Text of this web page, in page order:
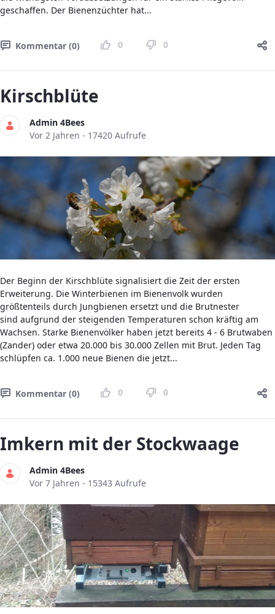
geschaffen. Der Bienenzüchter hat...
Kommentar (0) 0 0
Kirschblüte
Admin 4Bees
Publikationsdatum
Vor 2 Jahren - 17420 Aufrufe
Der Beginn der Kirschblüte signalisiert die Zeit der ersten
Erweiterung. Die Winterbienen im Bienenvolk wurden
größtenteils durch Jungbienen ersetzt und die Brutnester
sind aufgrund der steigenden Temperaturen schon kräftig am
Wachsen. Starke Bienenvölker haben jetzt bereits 4 - 6 Brutwaben
(Zander) oder etwa 20.000 bis 30.000 Zellen mit Brut. Jeden Tag
schlüpfen ca. 1.000 neue Bienen die jetzt...
Kommentar (0) 0 0
Imkern mit der Stockwaage
Admin 4Bees
Publikationsdatum
Vor 7 Jahren - 15343 Aufrufe